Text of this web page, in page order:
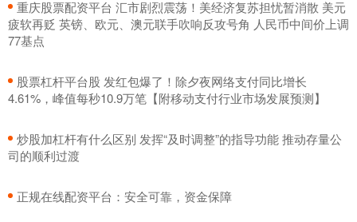
​重庆股票配资平台 汇市剧烈震荡！美经济复苏担忧暂消散 美元
疲软再贬 英镑、欧元、澳元联手吹响反攻号角 人民币中间价上调
77基点
​股票杠杆平台股 发红包爆了！除夕夜网络支付同比增长
4.61%，峰值每秒10.9万笔【附移动支付行业市场发展预测】
​炒股加杠杆有什么区别 发挥“及时调整”的指导功能 推动存量公
司的顺利过渡
​正规在线配资平台：安全可靠，资金保障